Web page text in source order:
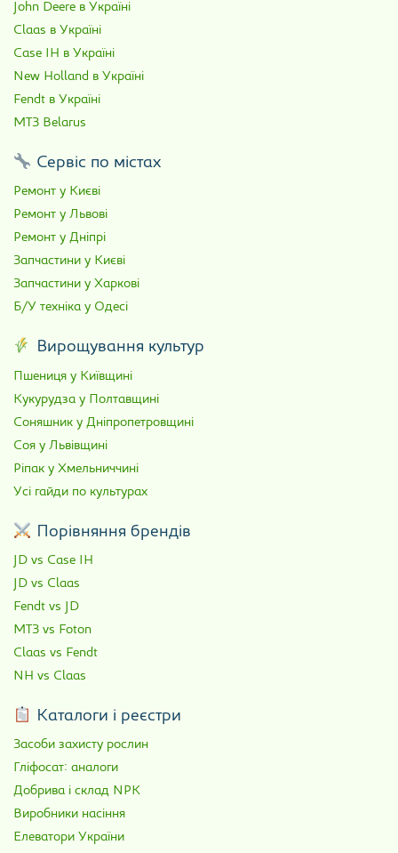
John Deere в Україні
Claas в Україні
Case IH в Україні
New Holland в Україні
Fendt в Україні
МТЗ Belarus
Сервіс по містах
Ремонт у Києві
Ремонт у Львові
Ремонт у Дніпрі
Запчастини у Києві
Запчастини у Харкові
Б/У техніка у Одесі
Вирощування культур
Пшениця у Київщині
Кукурудза у Полтавщині
Соняшник у Дніпропетровщині
Соя у Львівщині
Ріпак у Хмельниччині
Усі гайди по культурах
Порівняння брендів
JD vs Case IH
JD vs Claas
Fendt vs JD
МТЗ vs Foton
Claas vs Fendt
NH vs Claas
Каталоги і реєстри
Засоби захисту рослин
Гліфосат: аналоги
Добрива і склад NPK
Виробники насіння
Елеватори України